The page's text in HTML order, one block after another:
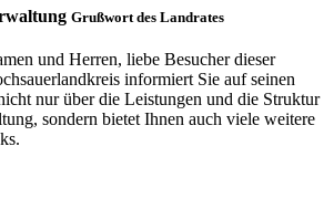
Grußwort des Landrates
und Herren, liebe Besucher dieser
informiert Sie auf seinen
nur über die Leistungen und die Struktur
sondern bietet Ihnen auch viele weitere